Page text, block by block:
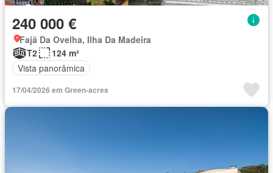
240 000 €
Fajã Da Ovelha, Ilha Da Madeira
T2
124 m²
Vista panorâmica
17/04/2026 em Green-acres